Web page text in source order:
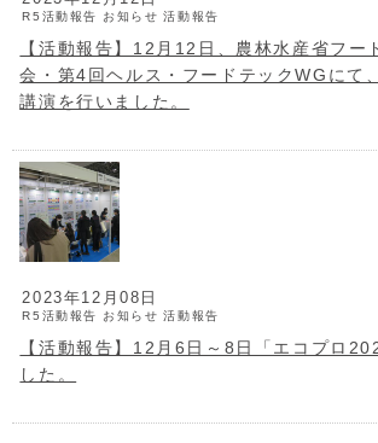
R5活動報告 お知らせ 活動報告
【活動報告】12月12日、農林水産省フー
会・第4回ヘルス・フードテックWGにて
講演を行いました。
2023年12月08日
R5活動報告 お知らせ 活動報告
【活動報告】12月6日～8日「エコプロ
した。